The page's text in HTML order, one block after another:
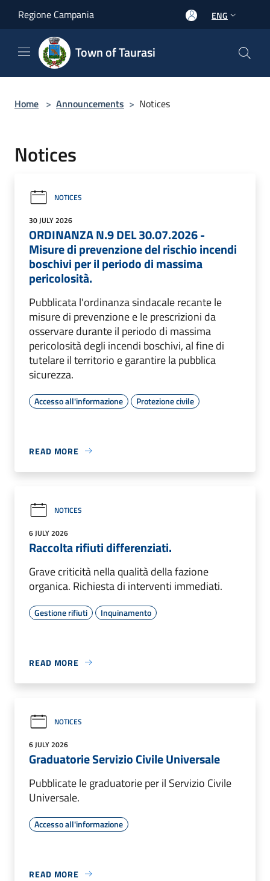
Regione Campania ENG
Town of Taurasi
Home > Announcements > Notices
Notices
NOTICES
30 JULY 2026
ORDINANZA N.9 DEL 30.07.2026 -
Misure di prevenzione del rischio incendi
boschivi per il periodo di massima
pericolosità.
Pubblicata l'ordinanza sindacale recante le
misure di prevenzione e le prescrizioni da
osservare durante il periodo di massima
pericolosità degli incendi boschivi, al fine di
tutelare il territorio e garantire la pubblica
sicurezza.
Accesso all'informazione Protezione civile
READ MORE
NOTICES
6 JULY 2026
Raccolta rifiuti differenziati.
Grave criticità nella qualità della fazione
organica. Richiesta di interventi immediati.
Gestione rifiuti Inquinamento
READ MORE
NOTICES
6 JULY 2026
Graduatorie Servizio Civile Universale
Pubblicate le graduatorie per il Servizio Civile
Universale.
Accesso all'informazione
READ MORE